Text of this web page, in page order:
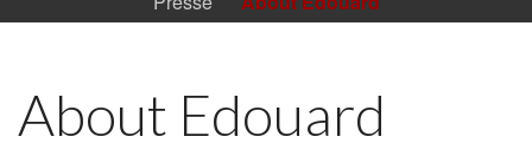
About Edouard